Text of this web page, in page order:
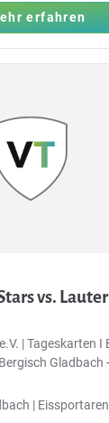
erfahren
vs.
|Tageskarten I
Gladbach
|